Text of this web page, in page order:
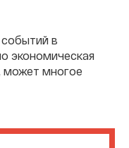
в
экономическая
может многое